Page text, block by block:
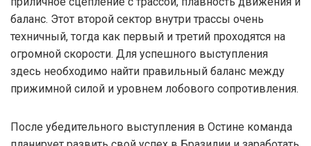
баланс. Этот второй сектор внутри трассы очень
техничный, тогда как первый и третий проходятся на
огромной скорости. Для успешного выступления
здесь необходимо найти правильный баланс между
прижимной силой и уровнем лобового сопротивления.
После убедительного выступления в Остине команда